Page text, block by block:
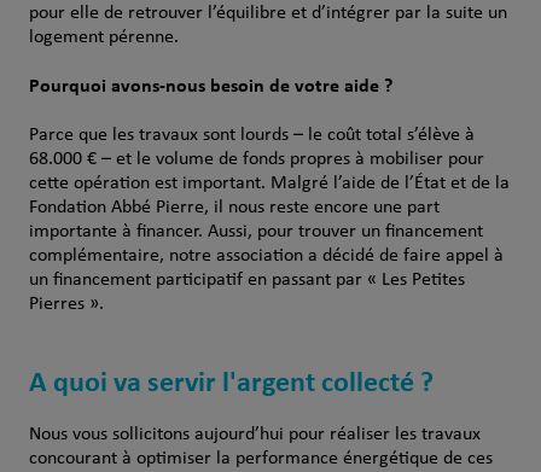
pour elle de retrouver l’équilibre et d’intégrer par la suite un
logement pérenne.
Pourquoi avons-nous besoin de votre aide ?
Parce que les travaux sont lourds – le coût total s’élève à
68.000 € – et le volume de fonds propres à mobiliser pour
cette opération est important. Malgré l’aide de l’État et de la
Fondation Abbé Pierre, il nous reste encore une part
importante à financer. Aussi, pour trouver un financement
complémentaire, notre association a décidé de faire appel à
un financement participatif en passant par « Les Petites
Pierres ».
A quoi va servir l'argent collecté ?
Nous vous sollicitons aujourd’hui pour réaliser les travaux
concourant à optimiser la performance énergétique de ces